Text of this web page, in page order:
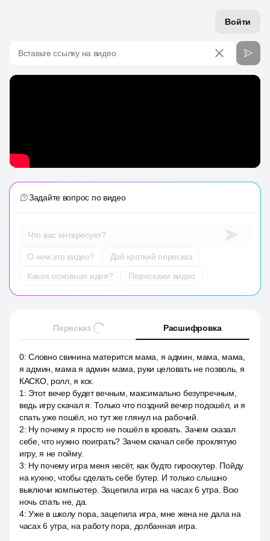
Войти
Вставьте ссылку на видео
Задайте вопрос по видео
Что вас интересует?
О чем это видео?
Дай краткий пересказ
Какая основная идея?
Перескажи видео
Пересказ Расшифровка
0:Словно свинина матерится мама, я админ, мама, мама,
я админ, мама я админ мама, руки целовать не позволь, я
КАСКО, ролл, я кск.
1 : Этот вечер будет вечным, максимально безупречным,
ведь игру скачал я. Только что поздний вечер подошёл, и я
спать уже пошёл, но тут же глянул на рабочий.
2: Ну почему я просто не пошёл в кровать. Зачем сказал
себе, что нужно поиграть? Зачем скачал себе проклятую
игру, я не пойму.
3: Ну почему игра меня несёт, как будто гироскутер. Пойду
на кухню, чтобы сделать себе бутер. И только слышно
выключи компьютер. Зацепила игра на часах 6 утра. Всю
ночь спать не, да.
4:Уже в школу пора, зацепила игра, мне жена не дала на
часах 6 утра, на работу пора, долбанная игра.